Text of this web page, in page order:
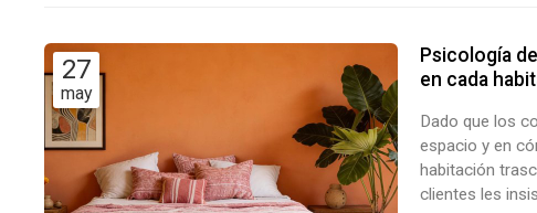
27
may
Psicología
en cada
Dado que los
espacio y en
habitación
clientes les